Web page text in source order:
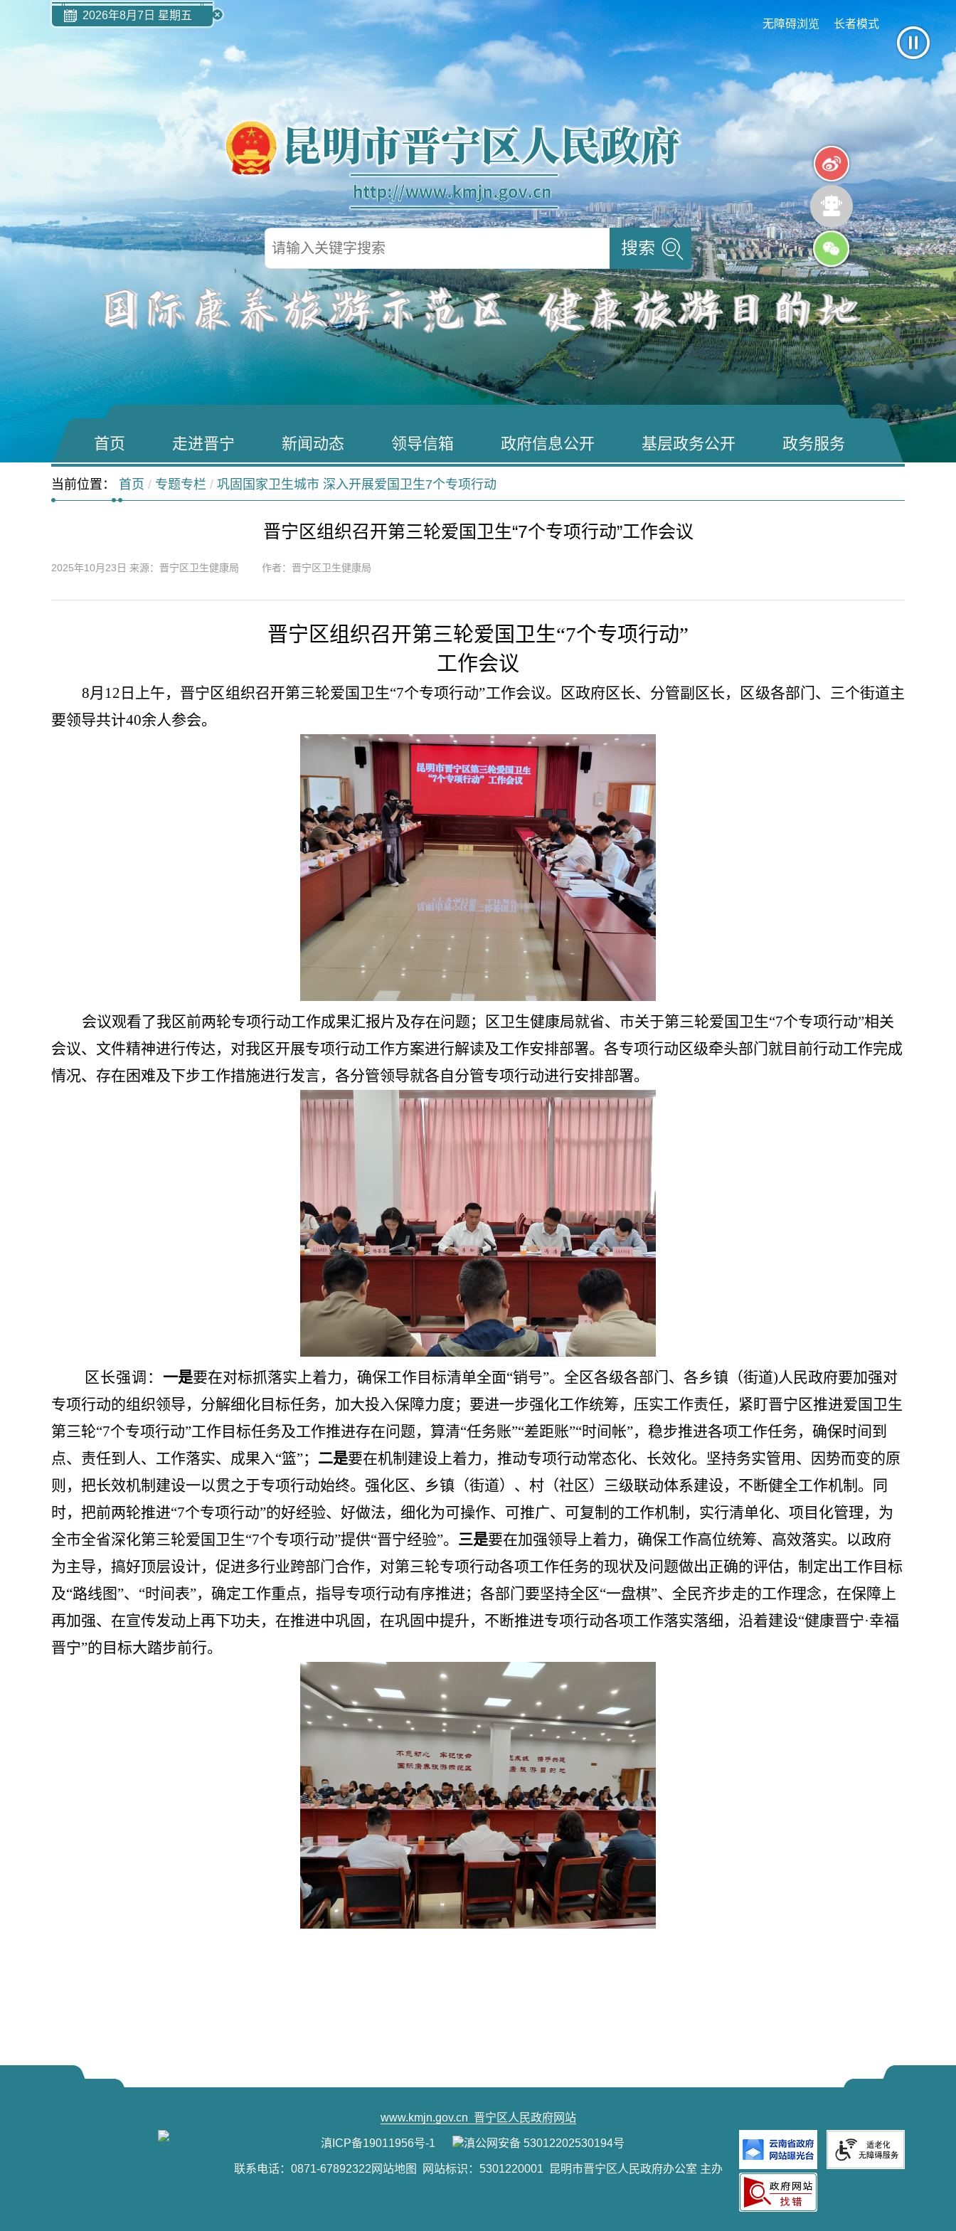
无障碍浏览 长者模式
2026年8月7日 星期五
首页 走进晋宁 新闻动态 领导信箱 政府信息公开 基层政务公开 政务服务
当前位置： 首页 / 专题专栏 / 巩固国家卫生城市 深入开展爱国卫生7个专项行动
晋宁区组织召开第三轮爱国卫生“7个专项行动”工作会议
2025年10月23日 来源：晋宁区卫生健康局 作者：晋宁区卫生健康局
晋宁区组织召开第三轮爱国卫生“7个专项行动”
工作会议
8月12日上午，晋宁区组织召开第三轮爱国卫生“7个专项行动”工作会议。区政府区长、分管副区长，区级各部门、三个街道主
要领导共计40余人参会。
会议观看了我区前两轮专项行动工作成果汇报片及存在问题；区卫生健康局就省、市关于第三轮爱国卫生“7个专项行动”相关
会议、文件精神进行传达，对我区开展专项行动工作方案进行解读及工作安排部署。各专项行动区级牵头部门就目前行动工作完成
情况、存在困难及下步工作措施进行发言，各分管领导就各自分管专项行动进行安排部署。
区长强调： 一是要在对标抓落实上着力，确保工作目标清单全面“销号”。 全区各级各部门、各乡镇（街道)人民政府要加强对
专项行动的组织领导，分解细化目标任务，加大投入保障力度； 要进一步强化工作统筹，压实工作责任，紧盯晋宁区推进爱国卫生
第三轮“7个专项行动”工作目标任务及工作推进存在问题，算清“任务账”“差距账”“时间帐”，稳步推进各项工作任务，确保时间到
点、责任到人、工作落实、成果入“篮”； 二是要在机制建设上着力，推动专项行动常态化、长效化。 坚持务实管用、因势而变的原
则，把长效机制建设一以贯之于专项行动始终。强化区、乡镇（街道）、村（社区）三级联动体系建设，不断健全工作机制。同
时，把前两轮推进“7个专项行动”的好经验、好做法，细化为可操作、可推广、可复制的工作机制，实行清单化、项目化管理，为
全市全省深化第三轮爱国卫生“7个专项行动”提供“晋宁经验”。 三是要在加强领导上着力，确保工作高位统筹、高效落实。 以政府
为主导，搞好顶层设计，促进多行业跨部门合作，对第三轮专项行动各项工作任务的现状及问题做出正确的评估，制定出工作目标
及“路线图”、“时间表”，确定工作重点，指导专项行动有序推进；各部门要坚持全区“一盘棋”、全民齐步走的工作理念，在保障上
再加强、在宣传发动上再下功夫，在推进中巩固，在巩固中提升，不断推进专项行动各项工作落实落细 ，沿着建设“健康晋宁·幸福
晋宁”的目标大踏步前行。
www.kmjn.gov.cn 晋宁区人民政府网站
滇ICP备19011956号-1 滇公网安备 53012202530194号
联系电话：0871-67892322 网站地图 网站标识：5301220001 昆明市晋宁区人民政府办公室 主办